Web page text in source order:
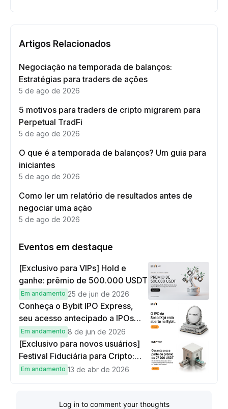
Artigos Relacionados
Negociação na temporada de balanços:
Estratégias para traders de ações
5 de ago de 2026
5 motivos para traders de cripto migrarem para
Perpetual TradFi
5 de ago de 2026
O que é a temporada de balanços? Um guia para
iniciantes
5 de ago de 2026
Como ler um relatório de resultados antes de
negociar uma ação
5 de ago de 2026
Eventos em destaque
[Exclusivo para VIPs] Hold e
ganhe: prêmio de 500.000 USDT
Em andamento 25 de jun de 2026
Conheça o Bybit IPO Express,
seu acesso antecipado a IPOs
globais
Em andamento 8 de jun de 2026
[Exclusivo para novos usuários]
Festival Fiduciária para Cripto:
complete tarefas simples e
Em andamento 13 de abr de 2026
Log in to comment your thoughts